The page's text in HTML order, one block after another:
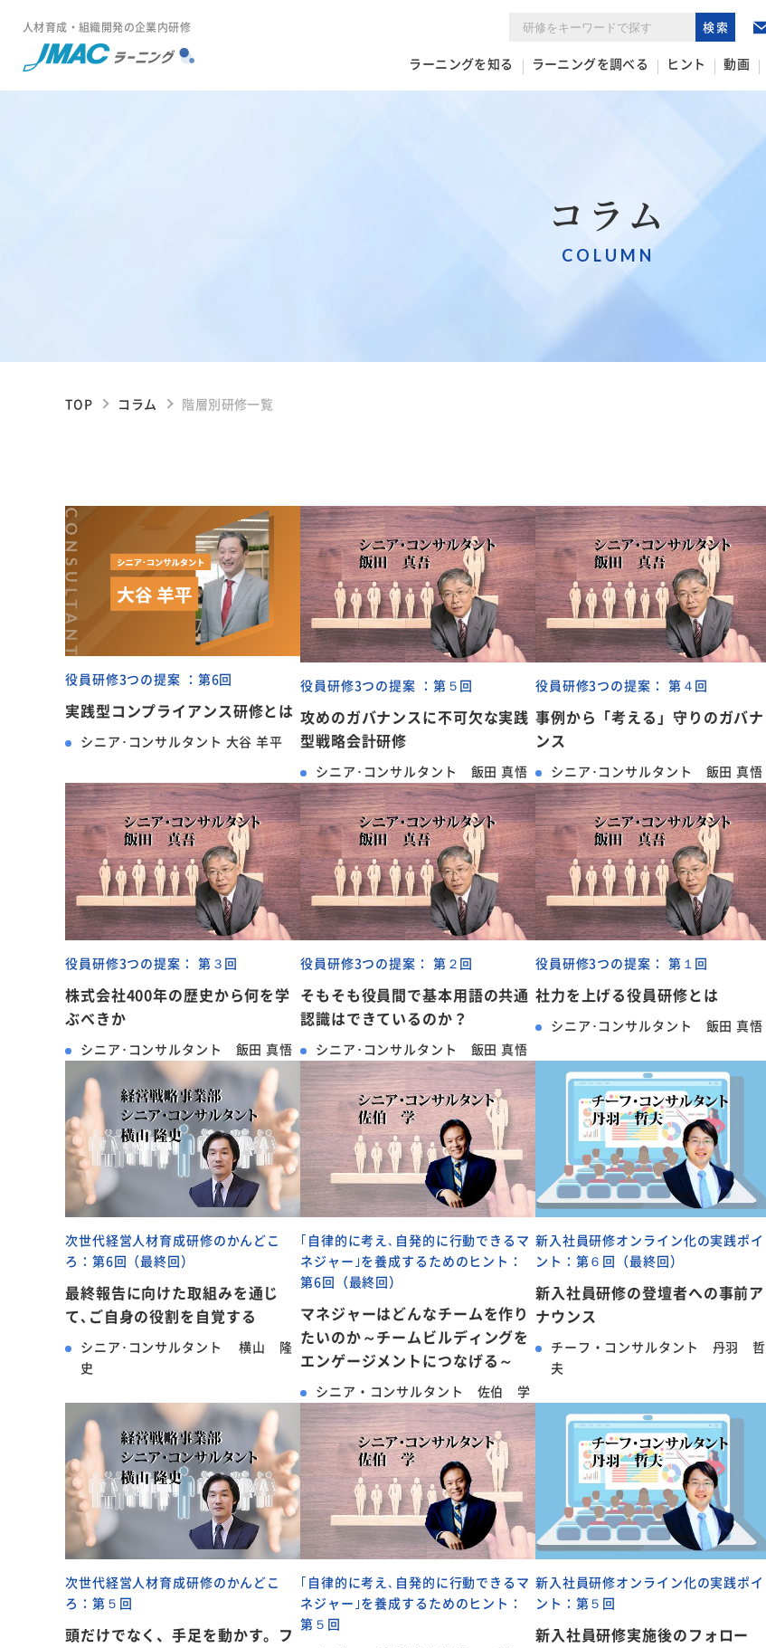
人材育成・組織開発の企業内研修
ラーニングを知る ラーニングを調べる ヒント 動画
検索
コラム
COLUMN
TOP コラム 階層別研修一覧
役員研修3つの提案 ：第6回
実践型コンプライアンス研修とは
シニア･コンサルタント 大谷 羊平
役員研修3つの提案 ：第５回
攻めのガバナンスに不可欠な実践
型戦略会計研修
シニア･コンサルタント 飯田 真悟
役員研修3つの提案： 第４回
事例から「考える」守りのガバナ
ンス
シニア･コンサルタント 飯田 真悟
役員研修3つの提案： 第３回
株式会社400年の歴史から何を学
ぶべきか
シニア･コンサルタント 飯田 真悟
役員研修3つの提案： 第２回
そもそも役員間で基本用語の共通
認識はできているのか？
シニア･コンサルタント 飯田 真悟
役員研修3つの提案： 第１回
社力を上げる役員研修とは
シニア･コンサルタント 飯田 真悟
次世代経営人材育成研修のかんどこ
ろ：第6回（最終回）
最終報告に向けた取組みを通じ
て､ご自身の役割を自覚する
シニア･コンサルタント 横山 隆
史
｢自律的に考え､自発的に行動できるマ
ネジャー｣を養成するためのヒント：
第6回（最終回）
マネジャーはどんなチームを作り
たいのか～チームビルディングを
エンゲージメントにつなげる～
シニア・コンサルタント 佐伯 学
新入社員研修オンライン化の実践ポイ
ント：第６回（最終回）
新入社員研修の登壇者への事前ア
ナウンス
チーフ・コンサルタント 丹羽 哲
夫
次世代経営人材育成研修のかんどこ
ろ：第５回
頭だけでなく、手足を動かす。フ
｢自律的に考え､自発的に行動できるマ
ネジャー｣を養成するためのヒント：
第５回
新入社員研修オンライン化の実践ポイ
ント：第５回
新入社員研修実施後のフォロー